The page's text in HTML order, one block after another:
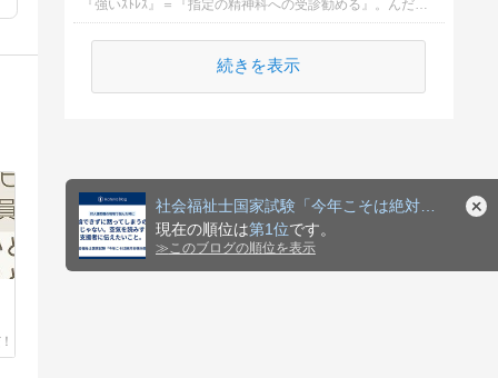
社会福祉士国家試験「今年こそは絶対合格計画」
現在の順位は第1位です。
≫ このブログの順位を表示
続きを表示